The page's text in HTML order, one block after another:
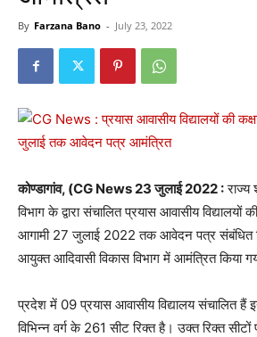
By Farzana Bano - July 23, 2022
कोण्डागांव, (CG News 23 जुलाई 2022 :राज्य
विभाग के द्वारा संचालित प्रयास आवासीय विद्यालयों
आगामी 27 जुलाई 2022 तक आवेदन पत्र संबंधित
आयुक्त आदिवासी विकास विभाग में आमंत्रित किया
प्रदेश में 09 प्रयास आवासीय विद्यालय संचालित हैं
विभिन्न वर्ग के 261 सीट रिक्त है। उक्त रिक्त सीटों